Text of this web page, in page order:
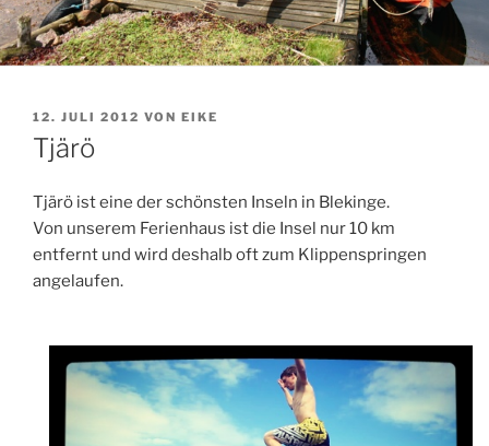
VERÖFFENTLICHT
AM
12. JULI 2012 VON EIKE
Tjärö
Tjärö ist eine der schönsten Inseln in Blekinge.
Von unserem Ferienhaus ist die Insel nur 10 km
entfernt und wird deshalb oft zum Klippenspringen
angelaufen.